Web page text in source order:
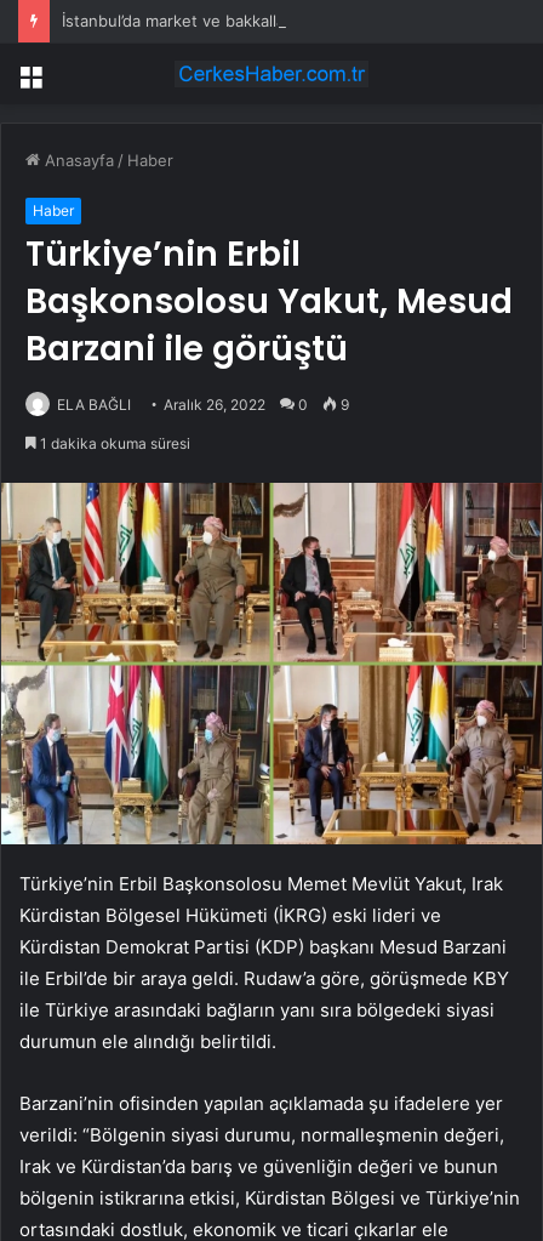
Menü
Anasayfa / Haber
Haber
Türkiye’nin Erbil
Başkonsolosu Yakut, Mesud
Barzani ile görüştü
ELA BAĞLI Aralık 26, 2022 0 9
1 dakika okuma süresi
Türkiye’nin Erbil Başkonsolosu Memet Mevlüt Yakut, Irak
Kürdistan Bölgesel Hükümeti (İKRG) eski lideri ve
Kürdistan Demokrat Partisi (KDP) başkanı Mesud Barzani
ile Erbil’de bir araya geldi. Rudaw’a göre, görüşmede KBY
ile Türkiye arasındaki bağların yanı sıra bölgedeki siyasi
durumun ele alındığı belirtildi.
Barzani’nin ofisinden yapılan açıklamada şu ifadelere yer
verildi: “Bölgenin siyasi durumu, normalleşmenin değeri,
Irak ve Kürdistan’da barış ve güvenliğin değeri ve bunun
bölgenin istikrarına etkisi, Kürdistan Bölgesi ve Türkiye’nin
ortasındaki dostluk, ekonomik ve ticari çıkarlar ele